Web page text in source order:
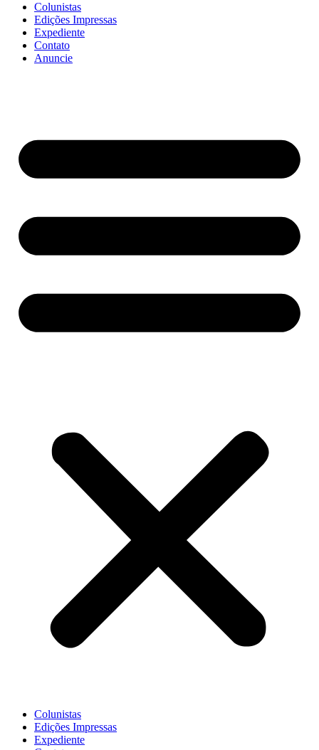
Colunistas
Edições Impressas
Expediente
Contato
Anuncie
Colunistas
Edições Impressas
Expediente